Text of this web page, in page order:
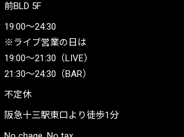
前BLD 5F
19:00〜24:30
※ライブ営業の日は
19:00〜21:30（LIVE）
21:30〜24:30（BAR）
不定休
阪急十三駅東口より徒歩1分